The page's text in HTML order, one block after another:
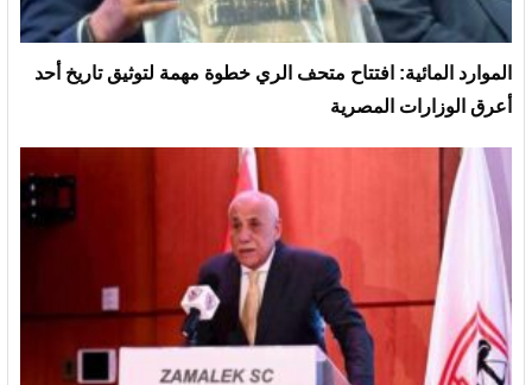
الموارد المائية: افتتاح متحف الري خطوة مهمة لتوثيق تاريخ أحد
أعرق الوزارات المصرية